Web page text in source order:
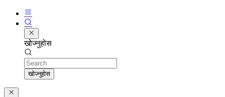
खोज्नुहोस
Search
खोज्नुहोस